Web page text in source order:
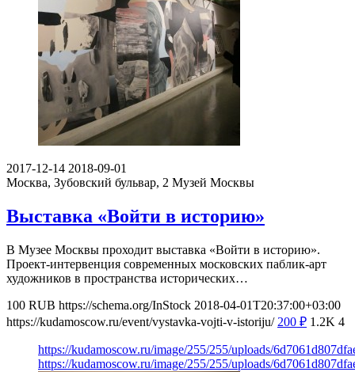
2017-12-14 2018-09-01
Москва, Зубовский бульвар, 2 Музей Москвы
Выставка «Войти в историю»
В Музее Москвы проходит выставка «Войти в историю».
Проект-интервенция современных московских паблик-арт
художников в пространства исторических…
100 RUB https://schema.org/InStock 2018-04-01T20:37:00+03:00
https://kudamoscow.ru/event/vystavka-vojti-v-istoriju/ 200 ₽ 1.2K 4
https://kudamoscow.ru/image/255/255/uploads/
https://kudamoscow.ru/image/255/255/uploads/